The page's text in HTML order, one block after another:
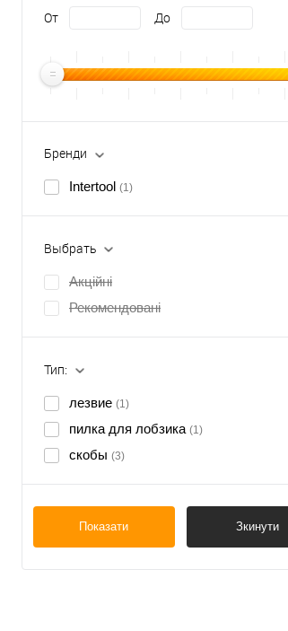
От До
Бренди
Intertool (1)
Выбрать
Акційні
Рекомендовані
Тип:
лезвие (1)
пилка для лобзика (1)
скобы (3)
Показати Зкинути